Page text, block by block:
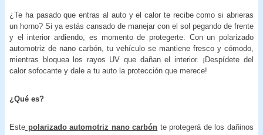
¿Te ha pasado que entras al auto y el calor te recibe como si abrieras
un horno? Si ya estás cansado de manejar con el sol pegando de frente
y el interior ardiendo, es momento de protegerte. Con un polarizado
automotriz de nano carbón, tu vehículo se mantiene fresco y cómodo,
mientras bloquea los rayos UV que dañan el interior. ¡Despídete del
calor sofocante y dale a tu auto la protección que merece!
¿Qué es?
Este polarizado automotriz nano carbón te protegerá de los dañinos